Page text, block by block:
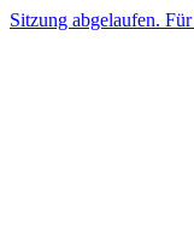
Sitzung abgelaufen.